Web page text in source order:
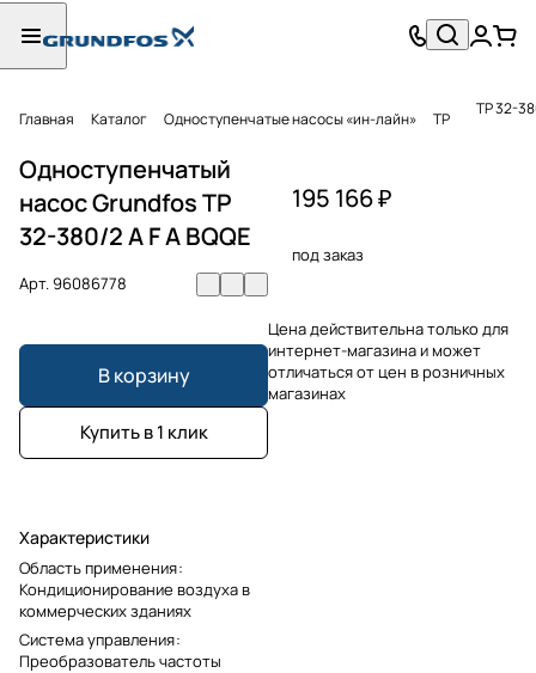
Главная Каталог Одноступенчатые насосы «ин-лайн» TP TP 32-
Одноступенчатый
насос Grundfos TP
32-380/2 A F A BQQE
Арт.96086778
В корзину
Купить в 1 клик
Характеристики
Область применения:
Кондиционирование воздуха в
коммерческих зданиях
Система управления:
Преобразователь частоты
195 166 ₽
под заказ
Цена действительна только для
интернет-магазина и может
отличаться от цен в розничных
магазинах